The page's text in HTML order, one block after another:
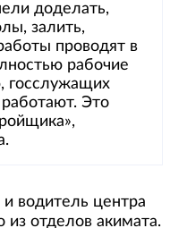
доделать,
залить,
проводят в
рабочие
госслужащих
Это
водитель центра
из отделов акимата.